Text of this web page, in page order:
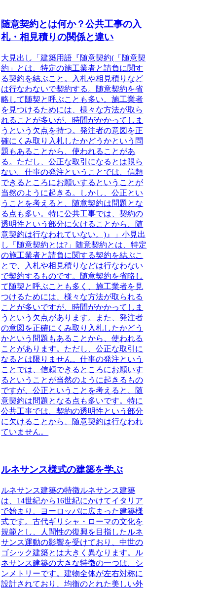
随意契約とは何か？公共工事の入
札・相見積りの関係と違い
大見出し「建築用語『随意契約(「随意契
約」とは、特定の施工業者と請負に関す
る契約を結ぶこと。入札や相見積りなど
は行なわないで契約する。随意契約を省
略して随契と呼ぶことも多い。施工業者
を見つけるためには、様々な方法が取ら
れることが多いが、時間がかかってしま
うという欠点を持つ。発注者の意図を正
確にくみ取り入札したかどうかという問
題もあることから、使われることがあ
る。ただし、公正な取引になるとは限ら
ない。仕事の発注ということでは、信頼
できるところにお願いするということが
当然のように起きる。しかし、公正とい
うことを考えると、随意契約は問題とな
る点も多い。特に公共工事では、契約の
透明性という部分に欠けることから、随
意契約は行なわれていない。)』」小見出
し「随意契約とは?」
随意契約とは、特定
の施工業者と請負に関する契約を結ぶこ
とで、入札や相見積りなどは行なわない
で契約するものです。
随意契約を省略し
て随契と呼ぶことも多く、施工業者を見
つけるためには、様々な方法が取られる
ことが多いですが、時間がかかってしま
うという欠点があります。また、発注者
の意図を正確にくみ取り入札したかどう
かという問題もあることから、使われる
ことがあります。ただし、公正な取引に
なるとは限りません。仕事の発注という
ことでは、信頼できるところにお願いす
るということが当然のように起きるもの
ですが、公正ということを考えると、随
意契約は問題となる点も多いです。特に
公共工事では、契約の透明性という部分
に欠けることから、随意契約は行なわれ
ていません。
ルネサンス様式の建築を学ぶ
ルネサンス建築の特徴ルネサンス建築
は、14世紀から16世紀にかけてイタリア
で始まり、ヨーロッパに広まった建築様
式です。古代ギリシャ・ローマの文化を
規範とし、人間性の復興を目指したルネ
サンス運動の影響を受けており、中世の
ゴシック建築とは大きく異なります。ル
ネサンス建築の大きな特徴の一つは、
シ
ンメトリーです。建物全体が左右対称に
設計されており、均衡のとれた美しい外